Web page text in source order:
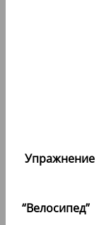
Упражнение
“Велосипед”